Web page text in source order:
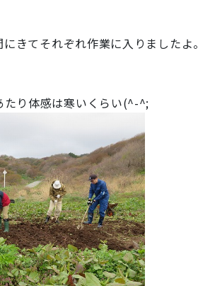
きてそれぞれ作業に入りましたよ。
たり体感は寒いくらい(^-^;